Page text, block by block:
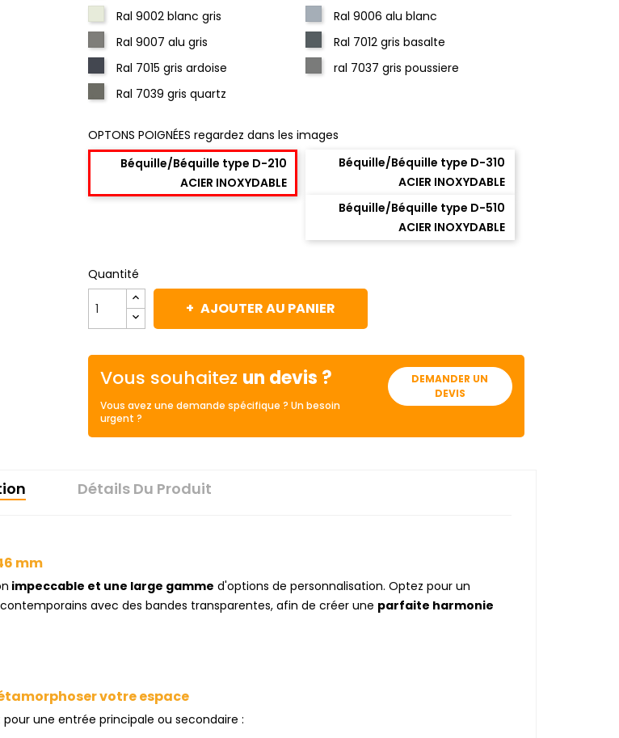
Ral 9002 blanc gris
Ral 9006 alu blanc
Ral 9007 alu gris
Ral 7012 gris basalte
Ral 7015 gris ardoise
ral 7037 gris poussiere
Ral 7039 gris quartz
OPTONS POIGNÉES regardez dans les images
Béquille/Béquille type D-210
ACIER INOXYDABLE
Béquille/Béquille type D-310
ACIER INOXYDABLE
Béquille/Béquille type D-510
ACIER INOXYDABLE
Quantité
AJOUTER AU PANIER
Vous souhaitez un devis ?
Vous avez une demande spécifique ? Un besoin
urgent ?
DEMANDER UN
DEVIS
Détails Du Produit
mm
impeccable et une large gamme d'options de personnalisation. Optez pour un
avec des bandes transparentes, afin de créer une parfaite harmonie
votre espace
une entrée principale ou secondaire :